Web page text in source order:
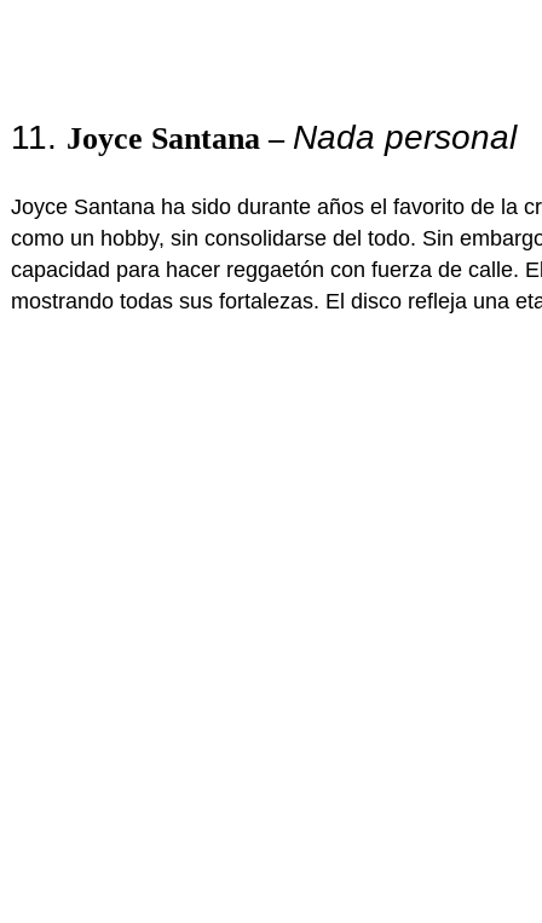
11. Joyce Santana – Nada personal
Joyce Santana ha sido durante años el favorito de la
como un hobby, sin consolidarse del todo. Sin
capacidad para hacer reggaetón con fuerza de calle.
mostrando todas sus fortalezas. El disco refleja una